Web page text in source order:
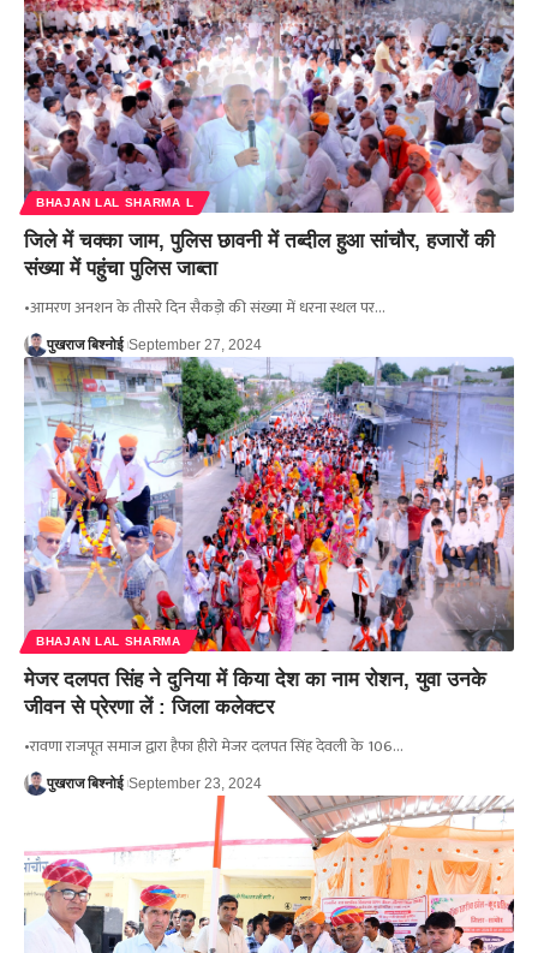
BHAJAN LAL SHARMA L
जिले में चक्का जाम, पुलिस छावनी में तब्दील हुआ सांचौर, हजारों की
संख्या में पहुंचा पुलिस जाब्ता
•आमरण अनशन के तीसरे दिन सैकड़ो की संख्या में धरना स्थल पर…
पुखराज बिश्नोई September 27, 2024
BHAJAN LAL SHARMA
मेजर दलपत सिंह ने दुनिया में किया देश का नाम राेशन, युवा उनके
जीवन से प्रेरणा लें : जिला कलेक्टर
•रावणा राजपूत समाज द्वारा हैफा हीरो मेजर दलपत सिंह देवली के 106…
पुखराज बिश्नोई September 23, 2024